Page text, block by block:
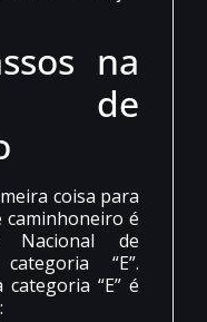
na
de
coisa para
caminhoneiro é
Nacional de
“E”.
“E” é